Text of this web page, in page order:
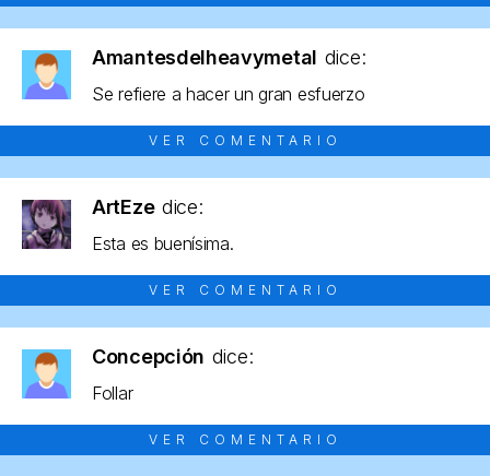
Amantesdelheavymetal dice:
Se refiere a hacer un gran esfuerzo
VER COMENTARIO
ArtEze dice:
Esta es buenísima.
VER COMENTARIO
Concepción dice:
Follar
VER COMENTARIO